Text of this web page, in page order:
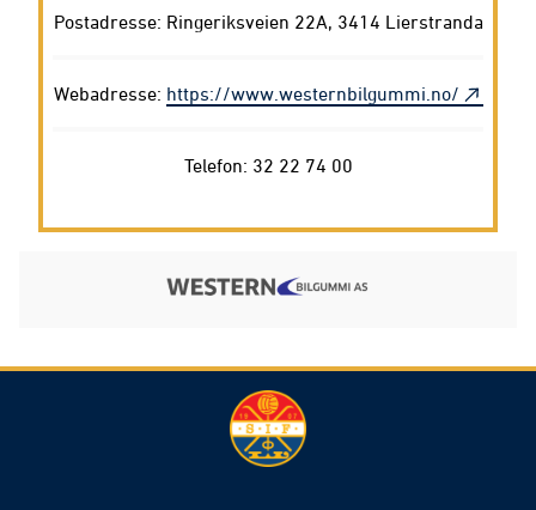
Postadresse: Ringeriksveien 22A, 3414 Lierstranda
Webadresse: https://www.westernbilgummi.no/
Telefon: 32 22 74 00